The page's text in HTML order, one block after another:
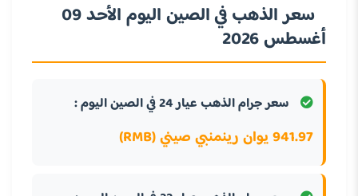
سعر الذهب في الصين اليوم الأحد 09
أغسطس 2026
سعر جرام الذهب عيار 24 في الصين اليوم :
941.97 يوان رينمنبي صيني (RMB)